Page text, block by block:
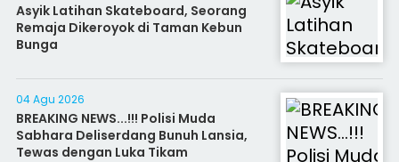
Asyik Latihan Skateboard, Seorang
Remaja Dikeroyok di Taman Kebun
Bunga
04 Agu 2026
BREAKING NEWS...!!! Polisi Muda
Sabhara Deliserdang Bunuh Lansia,
Tewas dengan Luka Tikam